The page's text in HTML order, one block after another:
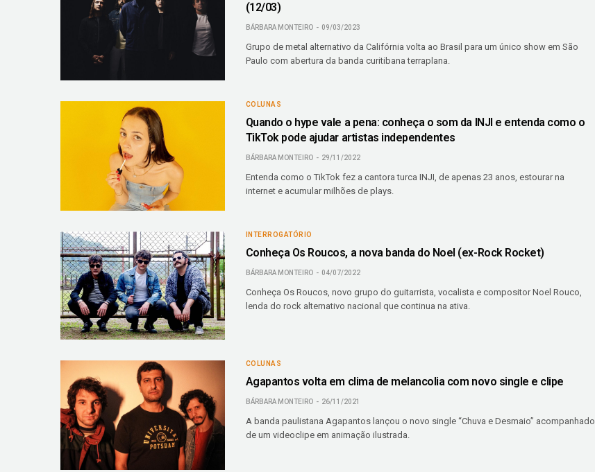
(12/03)
BÁRBARA MONTEIRO 09/03/2023
Grupo de metal alternativo da Califórnia volta ao Brasil para um único show em São
Paulo com abertura da banda curitibana terraplana.
COLUNAS
Quando o hype vale a pena: conheça o som da INJI e entenda como o
TikTok pode ajudar artistas independentes
BÁRBARA MONTEIRO 29/11/2022
Entenda como o TikTok fez a cantora turca INJI, de apenas 23 anos, estourar na
internet e acumular milhões de plays.
INTERROGATÓRIO
Conheça Os Roucos, a nova banda do Noel (ex-Rock Rocket)
BÁRBARA MONTEIRO 04/07/2022
Conheça Os Roucos, novo grupo do guitarrista, vocalista e compositor Noel Rouco,
lenda do rock alternativo nacional que continua na ativa.
COLUNAS
Agapantos volta em clima de melancolia com novo single e clipe
BÁRBARA MONTEIRO 26/11/2021
A banda paulistana Agapantos lançou o novo single “Chuva e Desmaio” acompanhado
de um videoclipe em animação ilustrada.